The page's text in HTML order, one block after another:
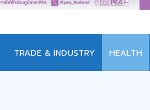
TRADE & INDUSTRY HEALTH